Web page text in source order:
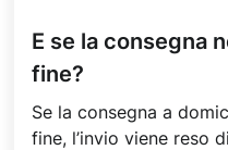
E se la consegna
fine?
Se la consegna a
fine, l’invio viene reso